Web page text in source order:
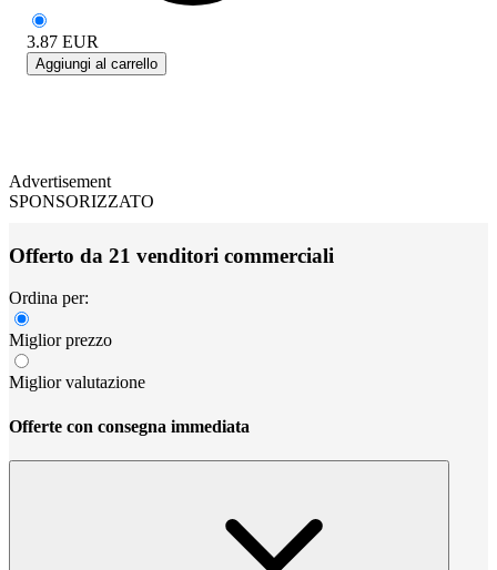
3.87 EUR
Aggiungi al carrello
Advertisement
SPONSORIZZATO
Offerto da 21 venditori commerciali
Ordina per:
Miglior prezzo
Miglior valutazione
Offerte con consegna immediata